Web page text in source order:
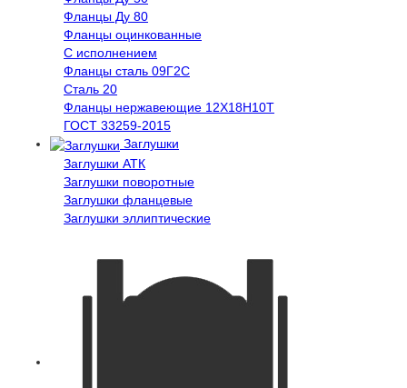
Фланцы Ду 80
Фланцы оцинкованные
С исполнением
Фланцы сталь 09Г2С
Сталь 20
Фланцы нержавеющие 12Х18Н10Т
ГОСТ 33259-2015
Заглушки
Заглушки АТК
Заглушки поворотные
Заглушки фланцевые
Заглушки эллиптические